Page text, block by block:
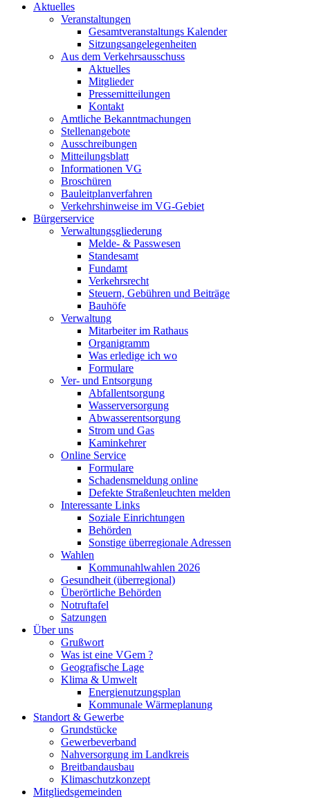
Aktuelles
Veranstaltungen
Gesamtveranstaltungs Kalender
Sitzungsangelegenheiten
Aus dem Verkehrsausschuss
Aktuelles
Mitglieder
Pressemitteilungen
Kontakt
Amtliche Bekanntmachungen
Stellenangebote
Ausschreibungen
Mitteilungsblatt
Informationen VG
Broschüren
Bauleitplanverfahren
Verkehrshinweise im VG-Gebiet
Bürgerservice
Verwaltungsgliederung
Melde- & Passwesen
Standesamt
Fundamt
Verkehrsrecht
Steuern, Gebühren und Beiträge
Bauhöfe
Verwaltung
Mitarbeiter im Rathaus
Organigramm
Was erledige ich wo
Formulare
Ver- und Entsorgung
Abfallentsorgung
Wasserversorgung
Abwasserentsorgung
Strom und Gas
Kaminkehrer
Online Service
Formulare
Schadensmeldung online
Defekte Straßenleuchten melden
Interessante Links
Soziale Einrichtungen
Behörden
Sonstige überregionale Adressen
Wahlen
Kommunahlwahlen 2026
Gesundheit (überregional)
Überörtliche Behörden
Notruftafel
Satzungen
Über uns
Grußwort
Was ist eine VGem ?
Geografische Lage
Klima & Umwelt
Energienutzungsplan
Kommunale Wärmeplanung
Standort & Gewerbe
Grundstücke
Gewerbeverband
Nahversorgung im Landkreis
Breitbandausbau
Klimaschutzkonzept
Mitgliedsgemeinden